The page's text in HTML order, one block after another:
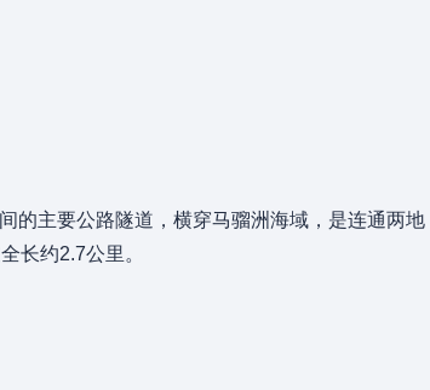
的主要公路隧道，横穿马骝洲海域，是连通两地
长约2.7公里。